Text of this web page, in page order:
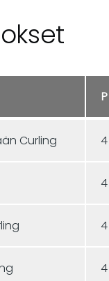
P
Curling 4
4
4
4